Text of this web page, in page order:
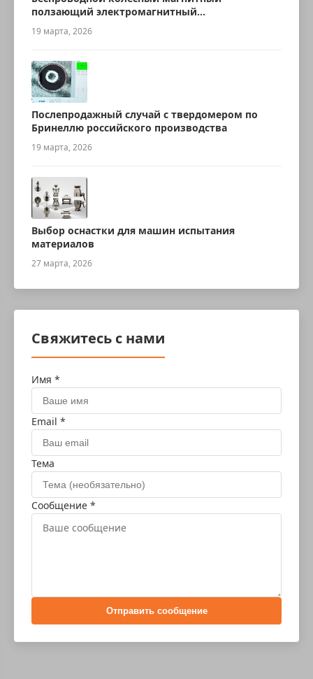
ползающий электромагнитный
ультразвуковой робот для измерения
толщины
19 марта, 2026
Послепродажный случай с твердомером по
Бринеллю российского производства
19 марта, 2026
Выбор оснастки для машин испытания
материалов
27 марта, 2026
Свяжитесь с нами
Имя *
Email *
Тема
Сообщение *
Отправить сообщение